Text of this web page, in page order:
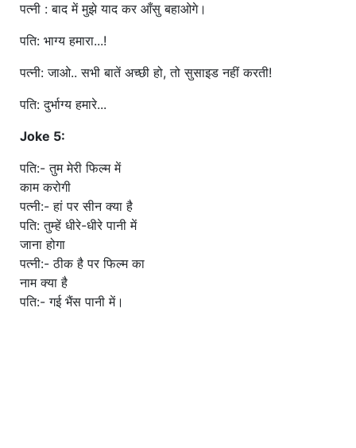
पत्नी : बाद में मुझे याद कर आँसु बहाओगे।
पति: भाग्य हमारा...!
पत्नी: जाओ.. सभी बातें अच्छी हो, तो सुसाइड नहीं करती!
पति: दुर्भाग्य हमारे...
Joke 5:
पति:- तुम मेरी फिल्म में
काम करोगी
पत्नी:- हां पर सीन क्या है
पति: तुम्हें धीरे-धीरे पानी में
जाना होगा
पत्नी:- ठीक है पर फिल्म का
नाम क्या है
पति:- गई भैंस पानी में।